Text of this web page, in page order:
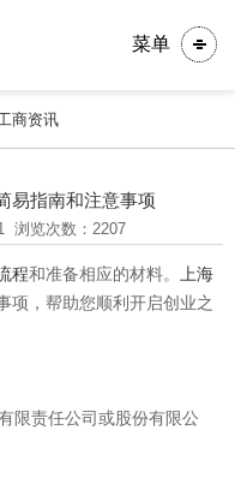
菜单
商资讯
易指南和注意事项
浏览次数：2207
程和准备相应的材料。
上海
项，帮助您顺利开启创业之
限责任公司或股份有限公